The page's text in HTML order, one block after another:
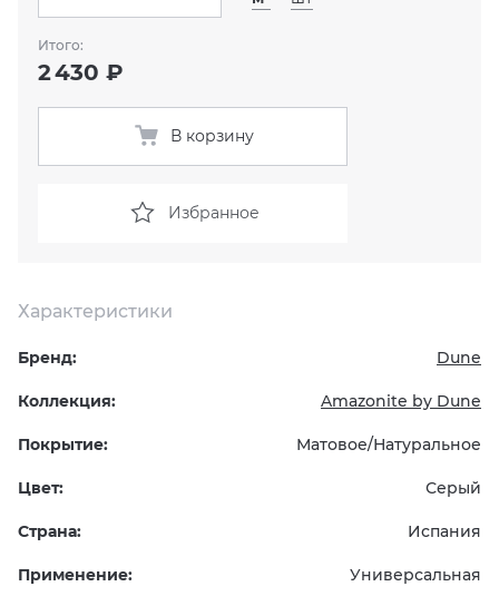
KERAMA MARAZZI
PAMESA
PERONDA
PORCELANOSA
УРАЛЬСКИЙ ГРАНИТ
XLIGHT XTONE URBATEK
XXL Pamesa
СМЕСИТЕЛИ
УНИТАЗЫ И ПИCCУАРЫ
Характеристики
Бренд: Dune
Коллекция: Amazonite by Dune
Покрытие: Матовое/Натуральное
Цвет: Серый
Страна: Испания
Применение: Универсальная
Итого:
2 430 ₽
В корзину
Избранное